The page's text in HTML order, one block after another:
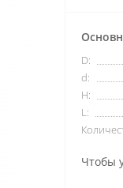
D:
d:
H:
L:
Чтобы